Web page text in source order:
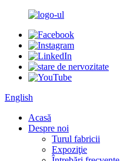
English
Acasă
Despre noi
Turul fabricii
Expoziţie